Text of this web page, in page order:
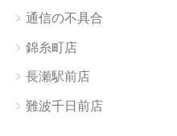
通信の不具合
錦糸町店
長瀬駅前店
難波千日前店